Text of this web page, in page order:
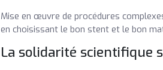
Mise en œuvre de procédures
en choisissant le bon stent et le bon
La solidarité scientifique